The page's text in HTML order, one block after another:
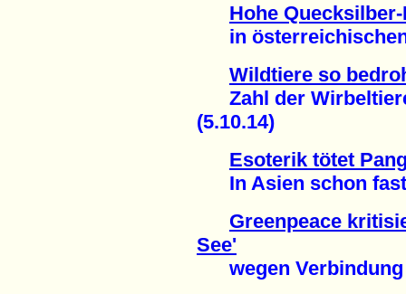
Hohe
in österreichischen
Wildtiere so
Zahl der
(5.10.14)
Esoterik tötet
In Asien schon fast
Greenpeace
See'
wegen Verbindung